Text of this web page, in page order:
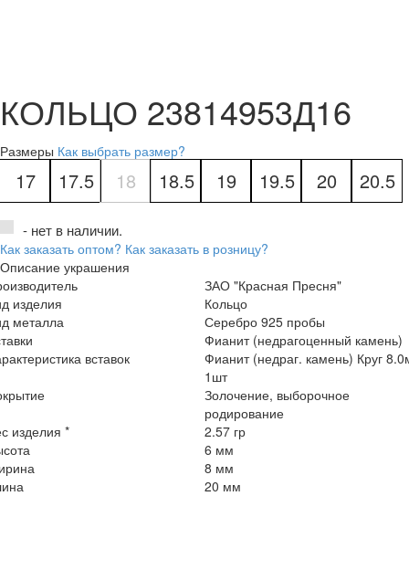
КОЛЬЦО 23814953Д16
Размеры Как выбрать размер?
17 17.5 18 18.5 19 19.5 20 20.5
- нет в наличии.
Как заказать оптом? Как заказать в розницу?
Описание украшения
ЗАО "Красная Пресня"
изделия
Кольцо
металла
Серебро 925 пробы
Фианит (недрагоценный камень)
вставок
Фианит (недраг. камень) Круг
1шт
Золочение, выборочное
родирование
изделия *
2.57 гр
6 мм
8 мм
20 мм